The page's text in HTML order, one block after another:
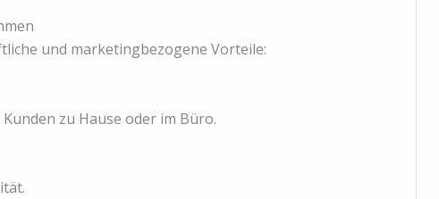
und marketingbezogene Vorteile:
zu Hause oder im Büro.